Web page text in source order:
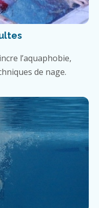
l’aquaphobie,
de nage.